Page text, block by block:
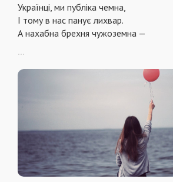
Українці, ми публіка чемна,
І тому в нас панує лихвар.
А нахабна брехня чужоземна —